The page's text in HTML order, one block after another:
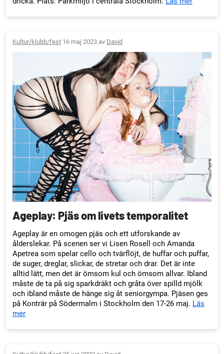
Kultur/klubb/fest 16 maj 2023 av David
Ageplay: Pjäs om livets temporalitet
Ageplay är en omogen pjäs och ett utforskande av
ålderslekar. På scenen ser vi Lisen Rosell och Amanda
Apetrea som spelar cello och tvärflöjt, de huffar och puffar,
de suger, dreglar, slickar, de stretar och drar. Det är inte
alltid lätt, men det är ömsom kul och ömsom allvar. Ibland
måste de ta på sig sparkdräkt och gråta över spilld mjölk
och ibland måste de hänge sig åt seniorgympa. Pjäsen ges
på Konträr på Södermalm i Stockholm den 17-26 maj. Läs
mer